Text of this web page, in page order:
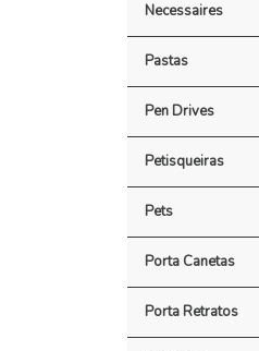
Necessaires
Pastas
Pen Drives
Petisqueiras
Pets
Porta Canetas
Porta Retratos